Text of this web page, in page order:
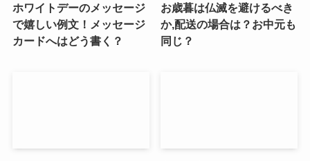
ホワイトデーのメッセージ
で嬉しい例文！メッセージ
カードへはどう書く？
お歳暮は仏滅を避けるべき
か,配送の場合は？お中元も
同じ？